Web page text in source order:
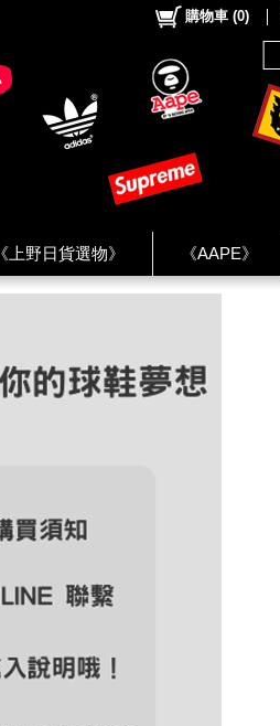
《上野日貨選物》 《AAPE》
《Levi’s》 《NIKE》
購物車 (0)